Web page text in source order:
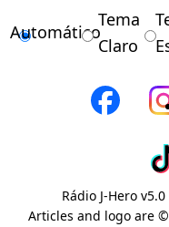
Automático
Tema
Claro
Rádio J-Hero
Articles and logo are